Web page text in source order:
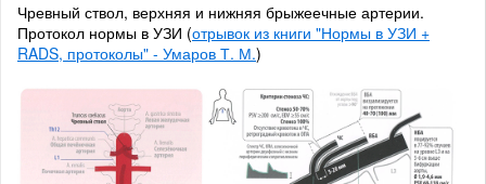
Чревный ствол, верхняя и нижняя брыжеечные артерии.
Протокол нормы в УЗИ (отрывок из книги "Нормы в УЗИ +
RADS, протоколы" - Умаров Т. М.)